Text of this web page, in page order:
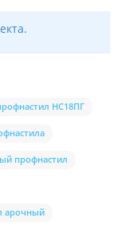
НС18ПГ
профнастил
арочный